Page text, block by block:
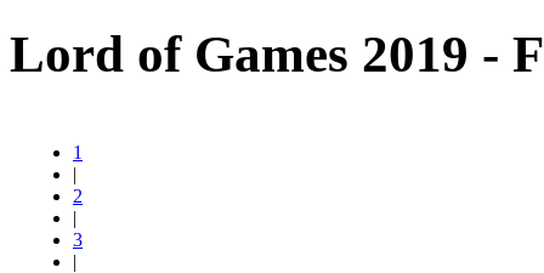
Lord of Games 2019 -
1
|
2
|
3
|